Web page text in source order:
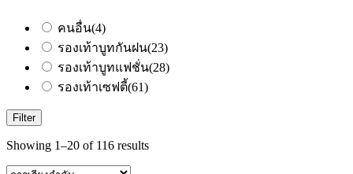
คนอื่น(4)
รองเท้าบูทกันฝน(23)
รองเท้าบูทแฟชั่น(28)
รองเท้าเซฟตี้(61)
Filter
Showing 1–20 of 116 results